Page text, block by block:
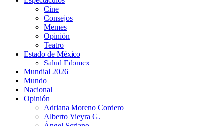
Cine
Consejos
Memes
Opinión
Teatro
Estado de México
Salud Edomex
Mundial 2026
Mundo
Nacional
Opinión
Adriana Moreno Cordero
Alberto Vieyra G.